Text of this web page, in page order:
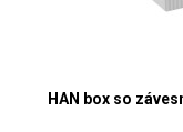
HAN box so